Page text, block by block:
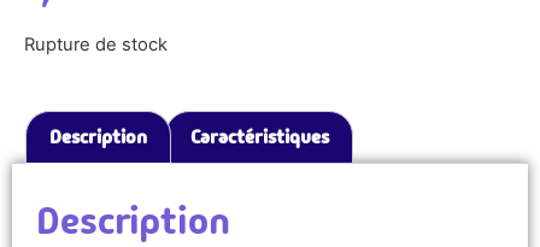
Rupture de stock
Description Caractéristiques
Description